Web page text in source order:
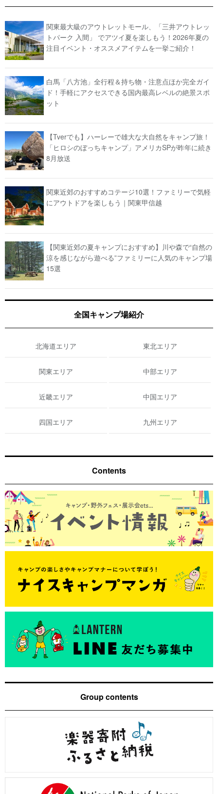
関東最大級のアウトレットモール、「三井アウトレッ
トパーク 入間」 でアツイ夏を楽しもう！2026年夏の
注目イベント・オススメアイテムを一挙ご紹介！
白馬「八方池」全行程＆持ち物・注意点ほか完全ガイ
ド！手軽にアクセスできる国内最高レベルの絶景スポ
ット
【Tverでも】ハーレーで雄大な大自然をキャンプ旅！
「ヒロシのぼっちキャンプ」アメリカSPが昨年に続き
8月放送
関東近郊のおすすめコテージ10選！ファミリーで気軽
にアウトドアを楽しもう｜関東甲信越
【関東近郊の夏キャンプにおすすめ】川や森で“自然の
涼を感じながら遊べる”ファミリーに人気のキャンプ場
15選
全国キャンプ場紹介
北海道エリア 東北エリア
関東エリア 中部エリア
近畿エリア 中国エリア
四国エリア 九州エリア
Contents
Group contents